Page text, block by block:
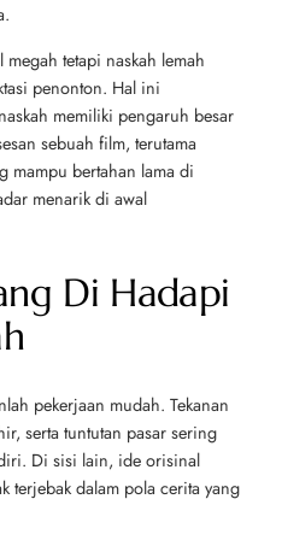
tetapi naskah lemah
penonton. Hal ini
memiliki pengaruh besar
sebuah film, terutama
mampu bertahan lama di
menarik di awal
Di Hadapi
pekerjaan mudah. Tekanan
serta tuntutan pasar sering
Di sisi lain, ide orisinal
terjebak dalam pola cerita yang